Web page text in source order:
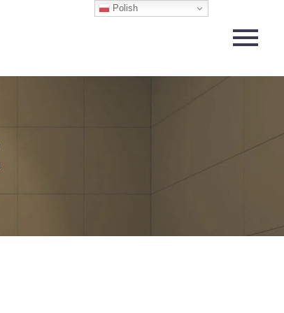
Polish